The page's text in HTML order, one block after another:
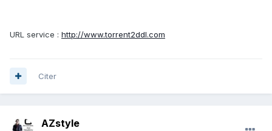
URL service : http://www.torrent2ddl.com
Citer
AZstyle